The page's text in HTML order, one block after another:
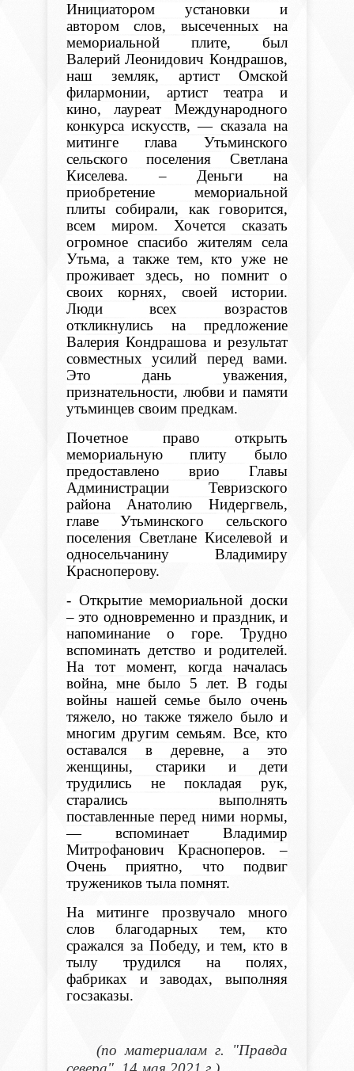
Инициатором установки и
автором слов, высеченных на
мемориальной плите, был
Валерий Леонидович Кондрашов,
наш земляк, артист Омской
филармонии, артист театра и
кино, лауреат Международного
конкурса искусств, — сказала на
митинге глава Утьминского
сельского поселения Светлана
Киселева. – Деньги на
приобретение мемориальной
плиты собирали, как говорится,
всем миром. Хочется сказать
огромное спасибо жителям села
Утьма, а также тем, кто уже не
проживает здесь, но помнит о
своих корнях, своей истории.
Люди всех возрастов
откликнулись на предложение
Валерия Кондрашова и результат
совместных усилий перед вами.
Это дань уважения,
признательности, любви и памяти
утьминцев своим предкам.
Почетное право открыть
мемориальную плиту было
предоставлено врио Главы
Администрации Тевризского
района Анатолию Нидергвель,
главе Утьминского сельского
поселения Светлане Киселевой и
односельчанину Владимиру
Красноперову.
- Открытие мемориальной доски
– это одновременно и праздник, и
напоминание о горе. Трудно
вспоминать детство и родителей.
На тот момент, когда началась
война, мне было 5 лет. В годы
войны нашей семье было очень
тяжело, но также тяжело было и
многим другим семьям. Все, кто
оставался в деревне, а это
женщины, старики и дети
трудились не покладая рук,
старались выполнять
поставленные перед ними нормы,
— вспоминает Владимир
Митрофанович Красноперов. –
Очень приятно, что подвиг
тружеников тыла помнят.
На митинге прозвучало много
слов благодарных тем, кто
сражался за Победу, и тем, кто в
тылу трудился на полях,
фабриках и заводах, выполняя
госзаказы.
(по материалам г. "Правда